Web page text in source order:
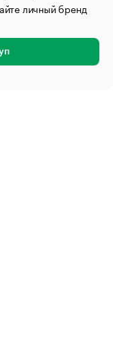
личный бренд